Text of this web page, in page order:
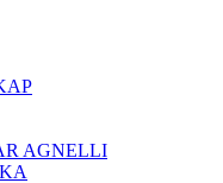
AGNELLI